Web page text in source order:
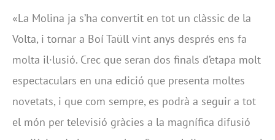
«La Molina ja s’ha convertit en tot un clàssic de la
Volta, i tornar a Boí Taüll vint anys després ens fa
molta il·lusió. Crec que seran dos finals d’etapa molt
espectaculars en una edició que presenta moltes
novetats, i que com sempre, es podrà a seguir a tot
el món per televisió gràcies a la magnífica difusió